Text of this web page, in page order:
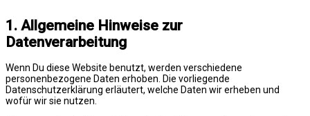
1. Allgemeine Hinweise zur
Datenverarbeitung
Wenn Du diese Website benutzt, werden verschiedene
personenbezogene Daten erhoben. Die vorliegende
Datenschutzerklärung erläutert, welche Daten wir erheben und
wofür wir sie nutzen.